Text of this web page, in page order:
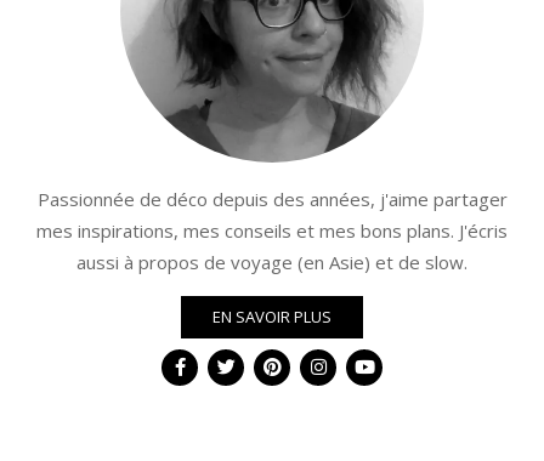
Passionnée de déco depuis des années, j'aime partager
mes inspirations, mes conseils et mes bons plans. J'écris
aussi à propos de voyage (en Asie) et de slow.
EN SAVOIR PLUS